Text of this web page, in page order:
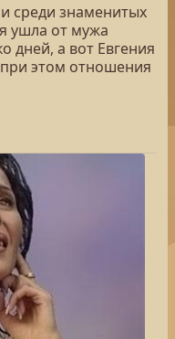
среди знаменитых
ушла от мужа
дней, а вот Евгения
при этом отношения